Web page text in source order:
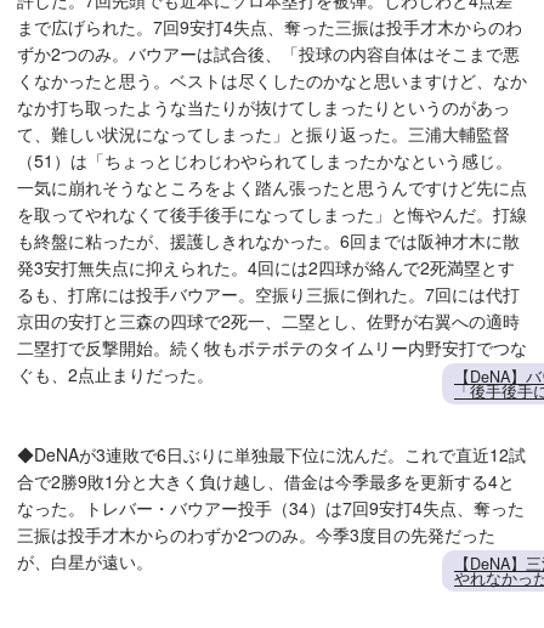
まで広げられた。7回9安打4失点、奪った三振は投手才木からのわ
ずか2つのみ。バウアーは試合後、「投球の内容自体はそこまで悪
くなかったと思う。ベストは尽くしたのかなと思いますけど、なか
なか打ち取ったような当たりが抜けてしまったりというのがあっ
て、難しい状況になってしまった」と振り返った。三浦大輔監督
（51）は「ちょっとじわじわやられてしまったかなという感じ。
一気に崩れそうなところをよく踏ん張ったと思うんですけど先に点
を取ってやれなくて後手後手になってしまった」と悔やんだ。打線
も終盤に粘ったが、援護しきれなかった。6回までは阪神才木に散
発3安打無失点に抑えられた。4回には2四球が絡んで2死満塁とす
るも、打席には投手バウアー。空振り三振に倒れた。7回には代打
京田の安打と三森の四球で2死一、二塁とし、佐野が右翼への適時
二塁打で反撃開始。続く牧もボテボテのタイムリー内野安打でつな
ぐも、2点止まりだった。
【DeNA】
「後手後手
◆DeNAが3連敗で6日ぶりに単独最下位に沈んだ。これで直近12試
合で2勝9敗1分と大きく負け越し、借金は今季最多を更新する4と
なった。トレバー・バウアー投手（34）は7回9安打4失点、奪った
三振は投手才木からのわずか2つのみ。今季3度目の先発だった
が、白星が遠い。
【DeNA】
やれなかっ